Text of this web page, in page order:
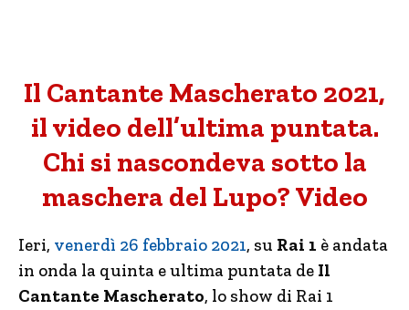
Il Cantante Mascherato 2021,
il video dell’ultima puntata.
Chi si nascondeva sotto la
maschera del Lupo? Video
Ieri, venerdì 26 febbraio 2021, su Rai 1 è andata
in onda la quinta e ultima puntata de Il
Cantante Mascherato, lo show di Rai 1